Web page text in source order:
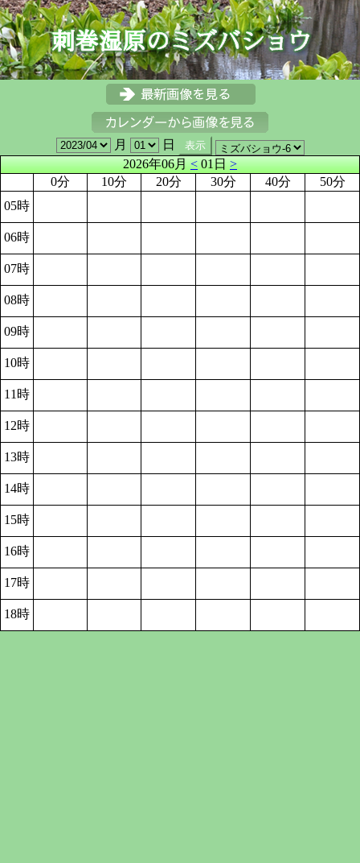
月
日
2026年06月<01日>
0分
10分 20分 30分 40分
50分
05時
06時
07時
08時
09時
10時
11時
12時
13時
14時
15時
16時
17時
18時